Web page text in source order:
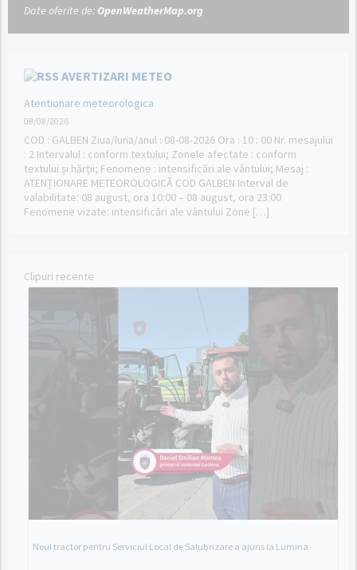
Date oferite de: OpenWeatherMap.org
AVERTIZARI METEO
Atentionare meteorologica
08/08/2026
COD : GALBEN Ziua/luna/anul : 08-08-2026 Ora : 10 : 00 Nr. mesajului
: 2 Intervalul : conform textului; Zonele afectate : conform
textului și hărții; Fenomene : intensificări ale vântului; Mesaj :
ATENȚIONARE METEOROLOGICĂ COD GALBEN Interval de
valabilitate: 08 august, ora 10:00 – 08 august, ora 23:00
Fenomene vizate: intensificări ale vântului Zone […]
Clipuri recente
Noul tractor pentru Serviciul Local de Salubrizare a ajuns la Lumina